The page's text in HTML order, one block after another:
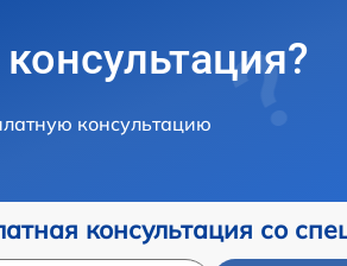
консультацию
консультация со